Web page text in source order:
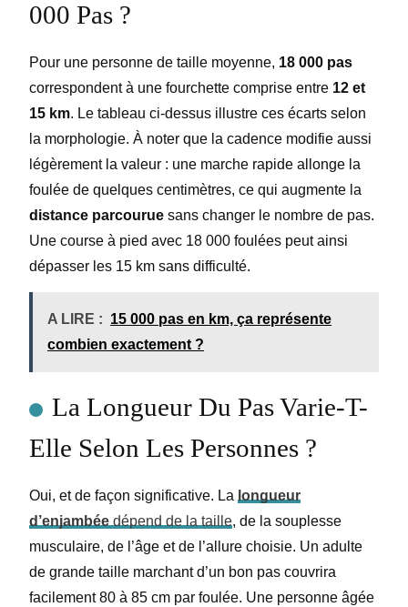
000 Pas ?
Pour une personne de taille moyenne, 18 000 pas
correspondent à une fourchette comprise entre 12 et
15 km. Le tableau ci-dessus illustre ces écarts selon
la morphologie. À noter que la cadence modifie aussi
légèrement la valeur : une marche rapide allonge la
foulée de quelques centimètres, ce qui augmente la
distance parcourue sans changer le nombre de pas.
Une course à pied avec 18 000 foulées peut ainsi
dépasser les 15 km sans difficulté.
A LIRE : 15 000 pas en km, ça représente
combien exactement ?
La Longueur Du Pas Varie-T-
Elle Selon Les Personnes ?
Oui, et de façon significative. La longueur
d’enjambée dépend de la taille, de la souplesse
musculaire, de l’âge et de l’allure choisie. Un adulte
de grande taille marchant d’un bon pas couvrira
facilement 80 à 85 cm par foulée. Une personne âgée